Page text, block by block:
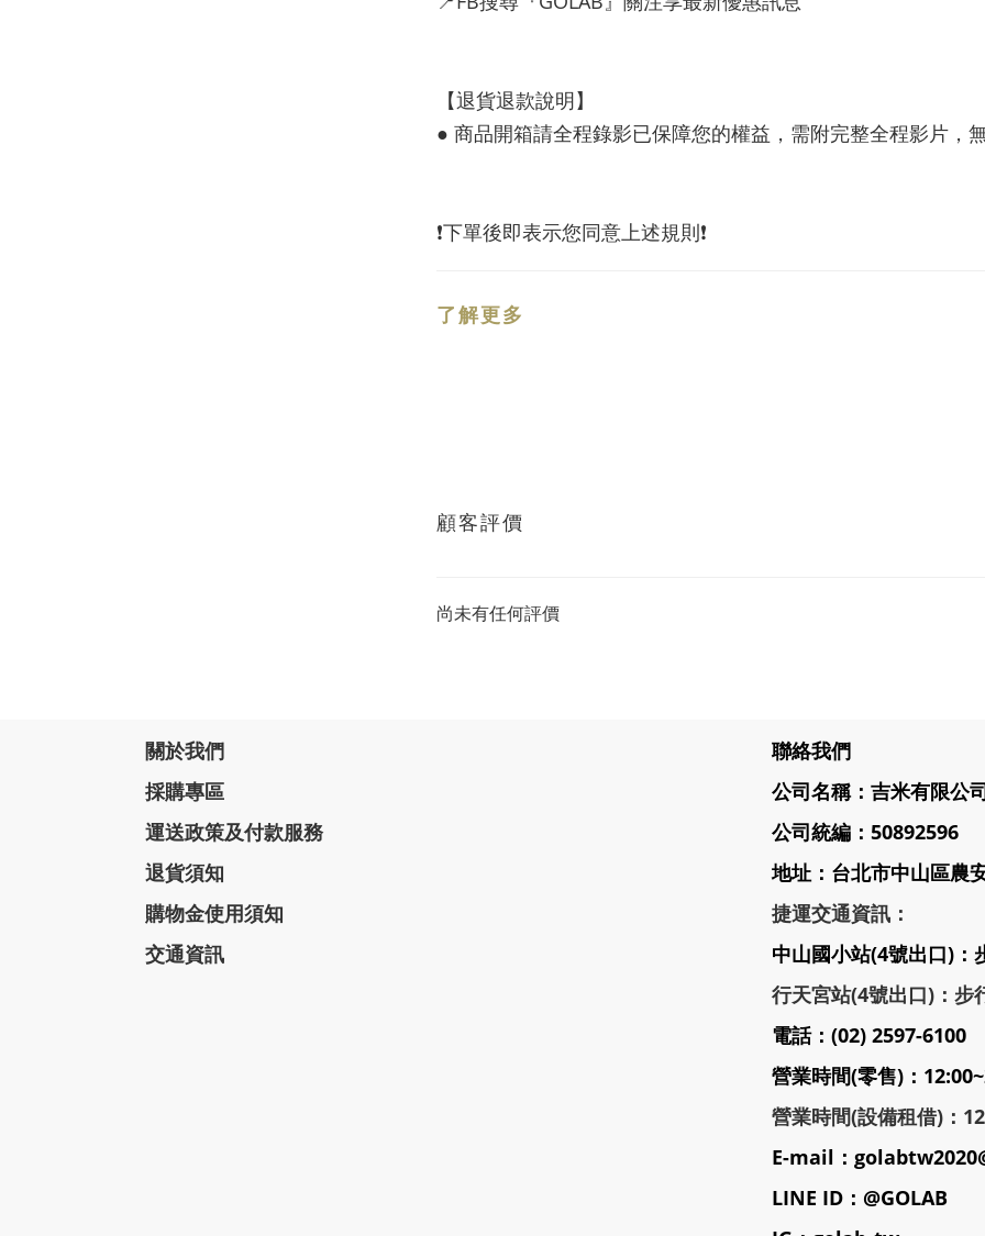
【退貨退款說明】
● 商品開箱請全程錄影已保障您的權益，需附完整全程影片，
❗️下單後即表示您同意上述規則❗️
了解更多
顧客評價
尚未有任何評價
關於我們
採購專區
運送政策及付款服務
退貨須知
購物金使用須知
交通資訊
聯絡我們
公司名稱：吉米有限公
公司統編：50892596
地址：台北市中山區農
捷運交通資訊：
中山國小站(4號出口)：
行天宮站(4號出口)：步
電話：(02) 2597-6100
營業時間(零售)：
營業時間(設備租借)：
E-mail：
LINE ID：@GOLAB